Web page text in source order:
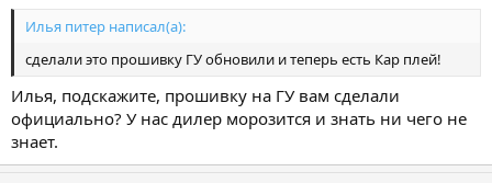
Илья питер написал(а):
сделали это прошивку ГУ обновили и теперь есть Кар плей!
Илья, подскажите, прошивку на ГУ вам сделали
официально? У нас дилер морозится и знать ни чего не
знает.